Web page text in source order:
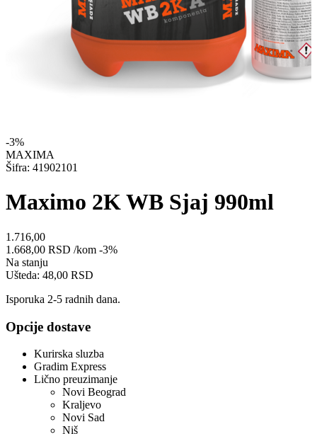
-3%
MAXIMA
Šifra: 41902101
Maximo 2K WB Sjaj 990ml
1.716,00
1.668,00 RSD /kom -3%
Na stanju
Ušteda: 48,00 RSD
Isporuka 2-5 radnih dana.
Opcije dostave
Kurirska sluzba
Gradim Express
Lično preuzimanje
Novi Beograd
Kraljevo
Novi Sad
Niš